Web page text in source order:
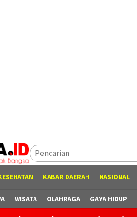
KABAR DAERAH NASIONAL
WISATA OLAHRAGA GAYA HIDUP